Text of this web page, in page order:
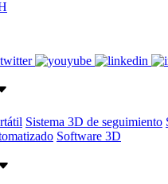
Sistema 3D de seguimiento
Software 3D